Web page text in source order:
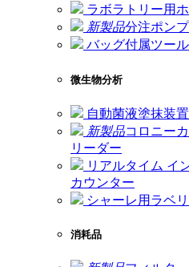
ラボラトリー用
新製品分注ポンプ
バッグ付属ツー
微生物分析
自動菌液塗抹装置
新製品コロニー
リーダー
リアルタイム イ
カウンター
シャーレ用ラベ
消耗品